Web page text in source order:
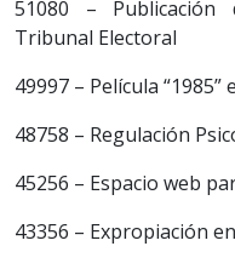
51080 –
Tribunal Electoral
49997 – Película
48758 – Regulación
45256 – Espacio web
43356 – Expropiación